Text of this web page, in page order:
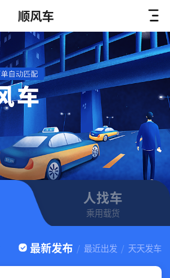
顺风车
人找车
乘用载货
最新发布 / 最近出发 / 天天发车